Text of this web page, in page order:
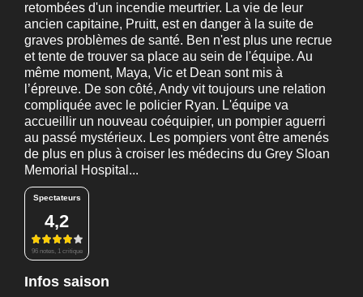
retombées d'un incendie meurtrier. La vie de leur
ancien capitaine, Pruitt, est en danger à la suite de
graves problèmes de santé. Ben n'est plus une recrue
et tente de trouver sa place au sein de l'équipe. Au
même moment, Maya, Vic et Dean sont mis à
l’épreuve. De son côté, Andy vit toujours une relation
compliquée avec le policier Ryan. L'équipe va
accueillir un nouveau coéquipier, un pompier aguerri
au passé mystérieux. Les pompiers vont être amenés
de plus en plus à croiser les médecins du Grey Sloan
Memorial Hospital...
Spectateurs
4,2
96 notes, 1 critique
Infos saison